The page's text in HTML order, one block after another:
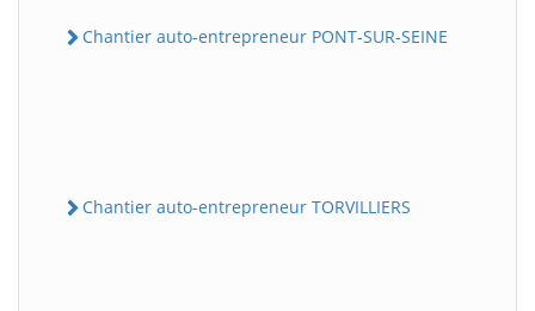
Chantier auto-entrepreneur PONT-SUR-SEINE
Chantier auto-entrepreneur TORVILLIERS